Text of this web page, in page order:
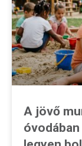
A jövő